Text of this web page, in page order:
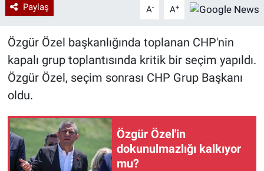
Paylaş A- A+
Özgür Özel başkanlığında toplanan CHP'nin
kapalı grup toplantısında kritik bir seçim yapıldı.
Özgür Özel, seçim sonrası CHP Grup Başkanı
oldu.
Özgür Özel'in
dokunulmazlığı kalkıyor
mu?
Ramazan